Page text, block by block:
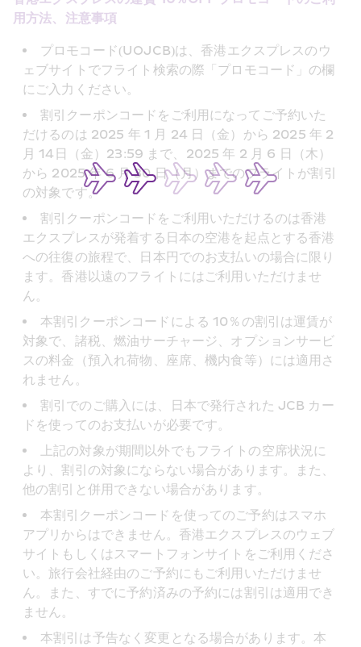
用方法、注意事項
プロモコード(UOJCB)は、香港エクスプレスのウ
ェブサイトでフライト検索の際「プロモコード」の欄
にご入力ください。
割引クーポンコードをご利用になってご予約いた
だけるのは 2025 年 1 月 24 日（金）から 2025 年 2
月 14日（金）23:59 まで、2025 年 2 月 6 日（木）
から 2025 年 6 月 30 日（月）までのフライトが割引
の対象です。
割引クーポンコードをご利用いただけるのは香港
エクスプレスが発着する日本の空港を起点とする香港
への往復の旅程で、日本円でのお支払いの場合に限り
ます。香港以遠のフライトにはご利用いただけませ
ん。
本割引クーポンコードによる 10％の割引は運賃が
対象で、諸税、燃油サーチャージ、オプションサービ
スの料金（預入れ荷物、座席、機内食等）には適用さ
れません。
割引でのご購入には、日本で発行された JCB カー
ドを使ってのお支払いが必要です。
上記の対象が期間以外でもフライトの空席状況に
より、割引の対象にならない場合があります。また、
他の割引と併用できない場合があります。
本割引クーポンコードを使ってのご予約はスマホ
アプリからはできません。香港エクスプレスのウェブ
サイトもしくはスマートフォンサイトをご利用くださ
い。旅行会社経由のご予約にもご利用いただけませ
ん。また、すでに予約済みの予約には割引は適用でき
ません。
本割引は予告なく変更となる場合があります。本